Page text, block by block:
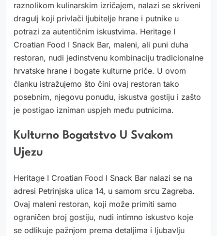
raznolikom kulinarskim izričajem, nalazi se skriveni
dragulj koji privlači ljubitelje hrane i putnike u
potrazi za autentičnim iskustvima. Heritage I
Croatian Food I Snack Bar, maleni, ali puni duha
restoran, nudi jedinstvenu kombinaciju tradicionalne
hrvatske hrane i bogate kulturne priče. U ovom
članku istražujemo što čini ovaj restoran tako
posebnim, njegovu ponudu, iskustva gostiju i zašto
je postigao izniman uspjeh među putnicima.
Kulturno Bogatstvo U Svakom
Ujezu
Heritage I Croatian Food I Snack Bar nalazi se na
adresi Petrinjska ulica 14, u samom srcu Zagreba.
Ovaj maleni restoran, koji može primiti samo
ograničen broj gostiju, nudi intimno iskustvo koje
se odlikuje pažnjom prema detaljima i ljubavlju